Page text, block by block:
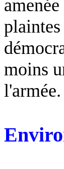
moins
l'armée.